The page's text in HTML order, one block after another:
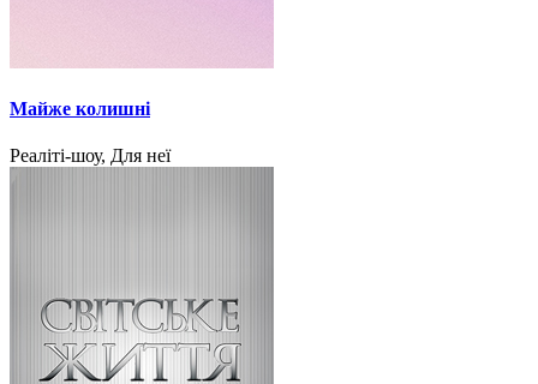
Майже колишні
Реаліті-шоу, Для неї